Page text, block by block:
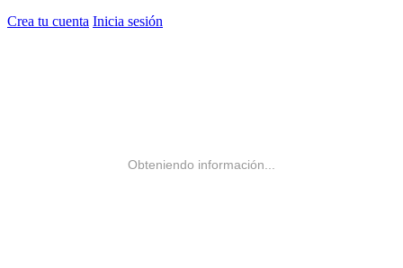
Crea tu cuenta Inicia sesión
Obteniendo información...